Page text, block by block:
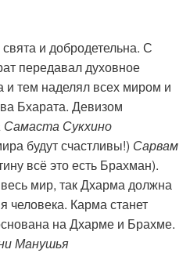
и добродетельна. С
передавал духовное
тем наделял всех миром и
Бхарата. Девизом
Самаста Сукхино
будут счастливы!) Сарвам
всё это есть Брахман).
мир, так Дхарма должна
человека. Карма станет
на Дхарме и Брахме.
Манушья